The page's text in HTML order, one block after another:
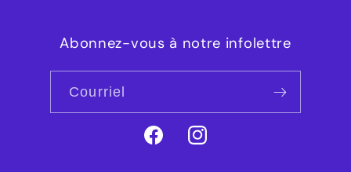
Abonnez-vous à notre infolettre
Courriel
FacebookInstagram